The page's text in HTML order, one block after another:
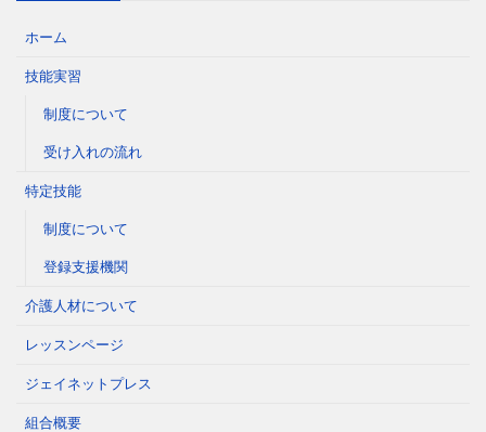
ホーム
技能実習
制度について
受け入れの流れ
特定技能
制度について
登録支援機関
介護人材について
レッスンページ
ジェイネットプレス
組合概要